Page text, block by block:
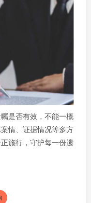
是否有效，不能一概
情、证据情况等多方
施行，守护每一份遗